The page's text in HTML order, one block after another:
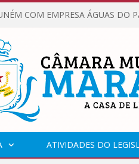
ATIVIDADES DO